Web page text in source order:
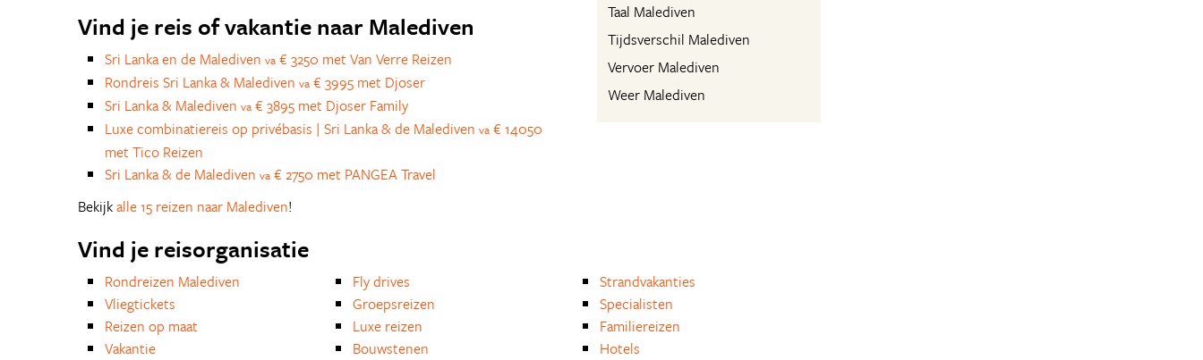
Taal Malediven
Tijdsverschil Malediven
Vervoer Malediven
Weer Malediven
Vind je reis of vakantie naar Malediven
Sri Lanka en de Malediven va € 3250 met Van Verre Reizen
Rondreis Sri Lanka & Malediven va € 3995 met Djoser
Sri Lanka & Malediven va € 3895 met Djoser Family
Luxe combinatiereis op privébasis | Sri Lanka & de Malediven va € 14050
met Tico Reizen
Sri Lanka & de Malediven va € 2750 met PANGEA Travel
Bekijkalle 15 reizen naar Malediven!
Vind je reisorganisatie
Rondreizen Malediven
Vliegtickets
Reizen op maat
Vakantie
Fly drives
Groepsreizen
Luxe reizen
Bouwstenen
Strandvakanties
Specialisten
Familiereizen
Hotels